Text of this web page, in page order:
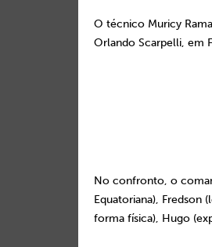
O técnico Muricy
Orlando Scarpelli, em
No confronto, o
Equatoriana), Fredson
forma física), Hugo